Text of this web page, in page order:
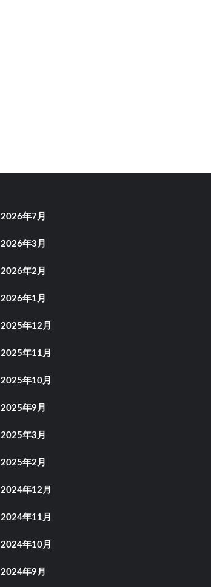
2026年7月
2026年3月
2026年2月
2026年1月
2025年12月
2025年11月
2025年10月
2025年9月
2025年3月
2025年2月
2024年12月
2024年11月
2024年10月
2024年9月